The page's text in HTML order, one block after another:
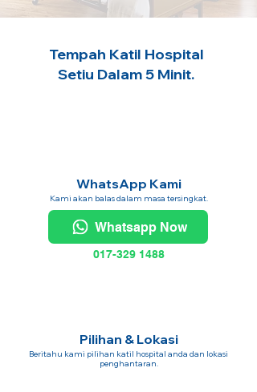
Tempah Katil Hospital
Setiu Dalam 5 Minit.
WhatsApp Kami
Kami akan balas dalam masa tersingkat.
Whatsapp Now
017-329 1488
Pilihan & Lokasi
Beritahu kami pilihan katil hospital anda dan lokasi
penghantaran.